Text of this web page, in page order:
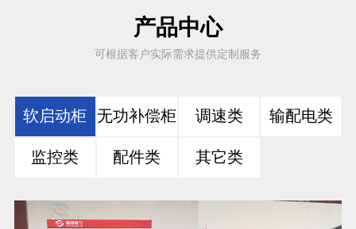
产品中心
可根据客户实际需求提供定制服务
软启动柜 无功补偿柜 调速类 输配电类
监控类 配件类 其它类